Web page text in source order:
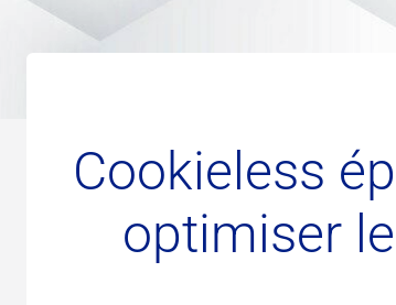
Cookieless
optimiser